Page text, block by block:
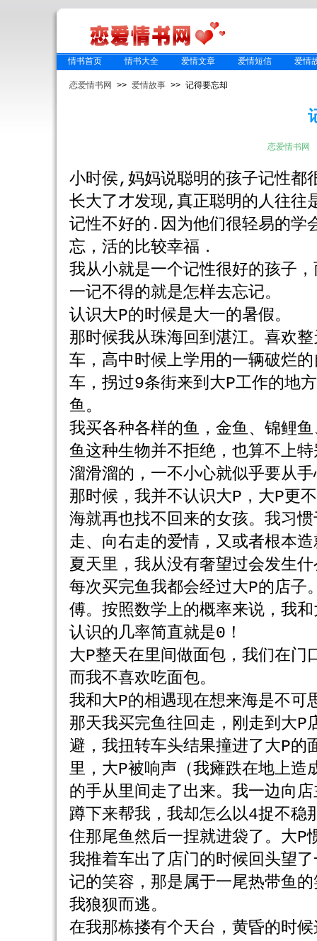
情书首页 情书大全 爱情文章 爱情短信 爱情
恋爱情书网 >>爱情故事 >> 记得要忘却
恋爱情书网
小时侯,妈妈说聪明的孩子记性都
长大了才发现,真正聪明的人往往
记性不好的.因为他们很轻易的学
忘，活的比较幸福．
我从小就是一个记性很好的孩子
一记不得的就是怎样去忘记。
认识大P的时候是大一的暑假。
那时候我从珠海回到湛江。喜欢
车，高中时候上学用的一辆破烂
车，拐过9条街来到大P工作的地
鱼。
我买各种各样的鱼，金鱼、锦鲤
鱼这种生物并不拒绝，也算不上
溜滑溜的，一不小心就似乎要从
那时候，我并不认识大P，大P更
海就再也找不回来的女孩。我习
走、向右走的爱情，又或者根本
夏天里，我从没有奢望过会发生
每次买完鱼我都会经过大P的店子
傅。按照数学上的概率来说，我
认识的几率简直就是0！
大P整天在里间做面包，我们在门
而我不喜欢吃面包。
我和大P的相遇现在想来海是不可
那天我买完鱼往回走，刚走到大P
避，我扭转车头结果撞进了大P的
里，大P被响声（我瘫跌在地上造
的手从里间走了出来。我一边向
蹲下来帮我，我却怎么以4捉不稳
住那尾鱼然后一捏就进袋了。大P
我推着车出了店门的时候回头望
记的笑容，那是属于一尾热带鱼
我狼狈而逃。
在我那栋搂有个天台，黄昏的时